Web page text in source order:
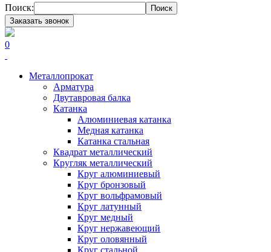
Поиск:
Поиск
Заказать звонок
0
Металлопрокат
Арматура
Двутавровая балка
Катанка
Алюминиевая катанка
Медная катанка
Катанка стальная
Квадрат металлический
Кругляк металлический
Круг алюминиевый
Круг бронзовый
Круг вольфрамовый
Круг латунный
Круг медный
Круг нержавеющий
Круг оловянный
Круг стальной